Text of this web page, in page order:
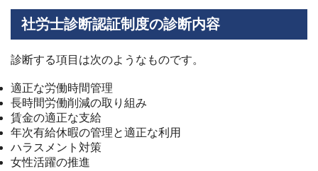
社労士診断認証制度の診断内容
診断する項目は次のようなものです。
適正な労働時間管理
長時間労働削減の取り組み
賃金の適正な支給
年次有給休暇の管理と適正な利用
ハラスメント対策
女性活躍の推進